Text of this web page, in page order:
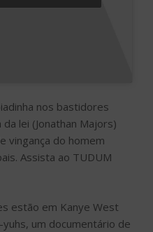
nos bastidores
lei (Jonathan Majors)
vingança do homem
Assista ao TUDUM
estão em Kanye West
um documentário de